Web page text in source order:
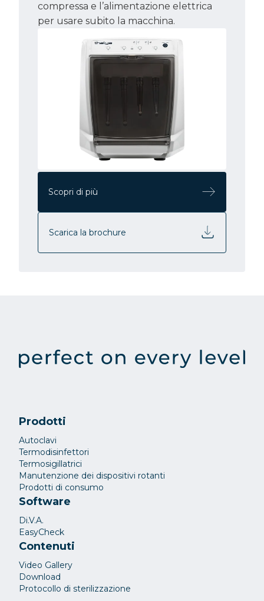
compressa e l’alimentazione elettrica
per usare subito la macchina.
Scopri di più
Scarica la brochure
Prodotti
Autoclavi
Termodisinfettori
Termosigillatrici
Manutenzione dei dispositivi rotanti
Prodotti di consumo
Software
Di.V.A.
EasyCheck
Contenuti
Video Gallery
Download
Protocollo di sterilizzazione